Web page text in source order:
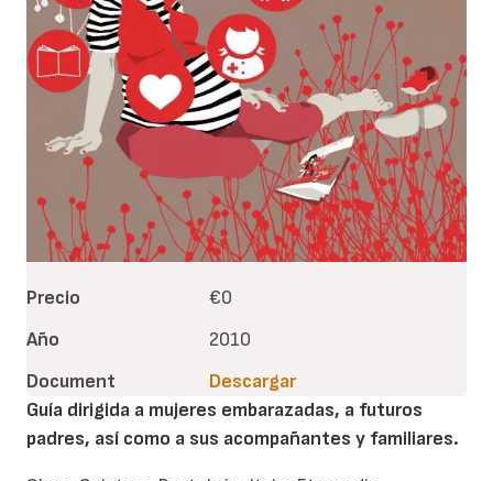
Guía dirigida a mujeres embarazadas, a futuros
padres, así como a sus acompañantes y familiares.
Precio
€0
Año
2010
Document
Descargar